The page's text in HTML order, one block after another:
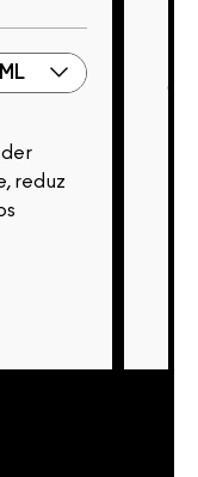
reduz